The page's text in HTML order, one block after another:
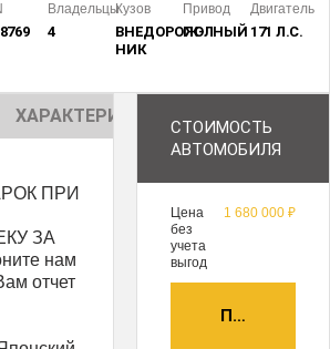
Владельцы
4
Кузов
ВНЕДОРОЖ­
НИК
Привод
ПОЛНЫЙ
Двигатель
171 Л.С.
ХАРАКТЕРИСТИКИ ОПИСАНИЕ
ПРИ
ЗА
нам
отчет
СТОИМОСТЬ
АВТОМОБИЛЯ
Цена
без
учета
выгод
1 680 000 ₽
ПОЛУЧИТЬ